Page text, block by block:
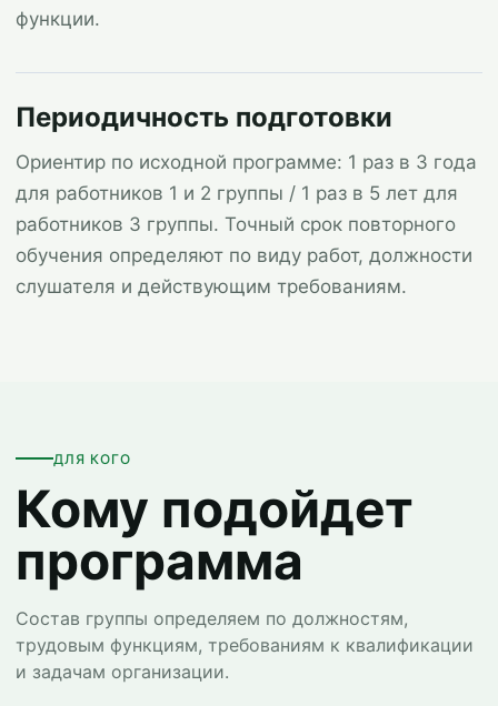
функции.
Периодичность подготовки
Ориентир по исходной программе: 1 раз в 3 года
для работников 1 и 2 группы / 1 раз в 5 лет для
работников 3 группы. Точный срок повторного
обучения определяют по виду работ, должности
слушателя и действующим требованиям.
ДЛЯ КОГО
Кому подойдет
программа
Состав группы определяем по должностям,
трудовым функциям, требованиям к квалификации
и задачам организации.